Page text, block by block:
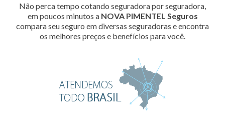
Não perca tempo cotando seguradora por seguradora,
em poucos minutos a NOVA PIMENTEL Seguros
compara seu seguro em diversas seguradoras e encontra
os melhores preços e benefícios para você.